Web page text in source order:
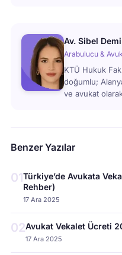
Av. Sibel
Arabulucu &
KTÜ Hukuk
doğumlu;
ve avukat
Benzer Yazılar
01Türkiye’de Avukata
Rehber)
17 Ara 2025
02Avukat Vekalet Ücreti
17 Ara 2025